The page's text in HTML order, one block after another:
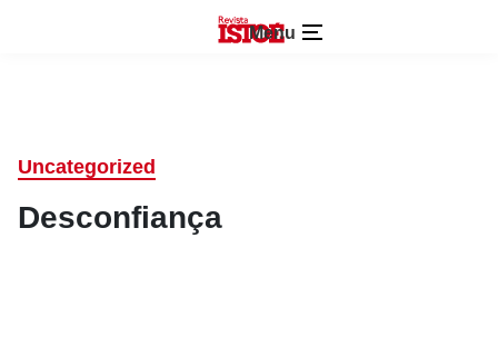
Menu
Uncategorized
Desconfiança